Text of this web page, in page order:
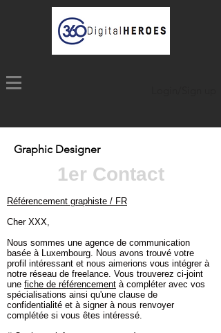
Graphic Designer
1er Contact
Référencement graphiste / FR
Cher XXX,
Nous sommes une agence de communication
basée à Luxembourg. Nous avons trouvé votre
profil intéressant et nous aimerions vous intégrer à
notre réseau de freelance. Vous trouverez ci-joint
une fiche de référencement à compléter avec vos
spécialisations ainsi qu'une clause de
confidentialité et à signer à nous renvoyer
complétée si vous êtes intéressé.